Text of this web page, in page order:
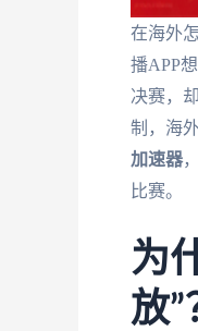
在海外
播APP
决赛，
制，海
加速器
比赛。
为
放”